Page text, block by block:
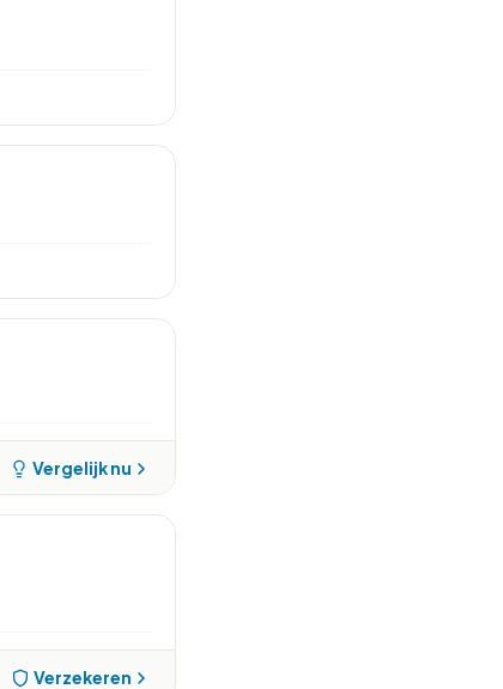
Vergelijk nu
Verzekeren